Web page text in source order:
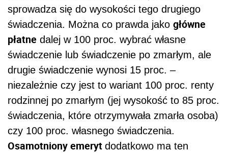
sprowadza się do wysokości tego drugiego
świadczenia. Można co prawda jako główne
płatne dalej w 100 proc. wybrać własne
świadczenie lub świadczenie po zmarłym, ale
drugie świadczenie wynosi 15 proc. –
niezależnie czy jest to wariant 100 proc. renty
rodzinnej po zmarłym (jej wysokość to 85 proc.
świadczenia, które otrzymywała zmarła osoba)
czy 100 proc. własnego świadczenia.
Osamotniony emeryt dodatkowo ma ten